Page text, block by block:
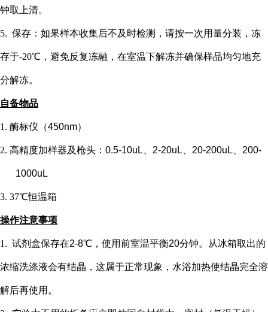
钟取上清。
5. 保存：如果样本收集后不及时检测，请按一次用量分装，冻
存于-20℃，避免反复冻融，在室温下解冻并确保样品均匀地充
分解冻。
自备物品
1. 酶标仪（450nm）
2. 高精度加样器及枪头： 0.5-10uL、2-20uL、20-200uL、200-
1000uL
3. 37℃恒温箱
操作注意事项
1. 试剂盒保存在2-8℃，使用前室温平衡20分钟。从冰箱取出的
浓缩洗涤液会有结晶，这属于正常现象，水浴加热使结晶完全溶
解后再使用。